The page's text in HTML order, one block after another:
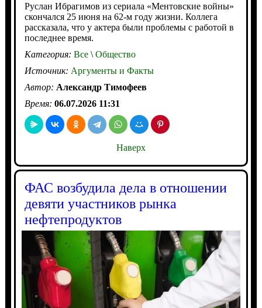
Руслан Ибрагимов из сериала «Ментовские войны»
скончался 25 июня на 62-м году жизни. Коллега
рассказала, что у актера были проблемы с работой в
последнее время.
Категория: Все\Общество
Источник: Аргументы и Факты
Автор: Александр Тимофеев
Время: 06.07.2026 11:31
Наверх
ФАС возбудила дела в отношении
девяти участников рынка
нефтепродуктов